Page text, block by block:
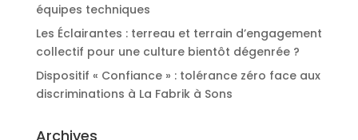
équipes techniques
Les Éclairantes : terreau et terrain d’engagement
collectif pour une culture bientôt dégenrée ?
Dispositif « Confiance » : tolérance zéro face aux
discriminations à La Fabrik à Sons
Archives